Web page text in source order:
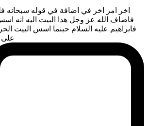
اخر امر اخر في اضافة في قوله سبحانه
فاضاف الله عز وجل هذا البيت اليه انه
فابراهيم عليه السلام حينما اسس البيت
على